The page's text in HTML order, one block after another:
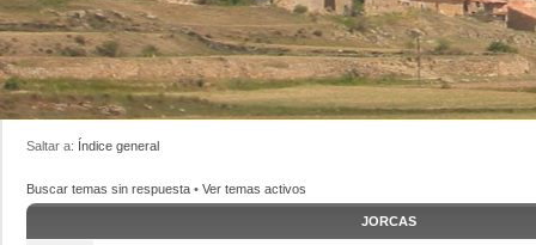
Saltar a: Índice general
Buscar temas sin respuesta • Ver temas activos
JORCAS